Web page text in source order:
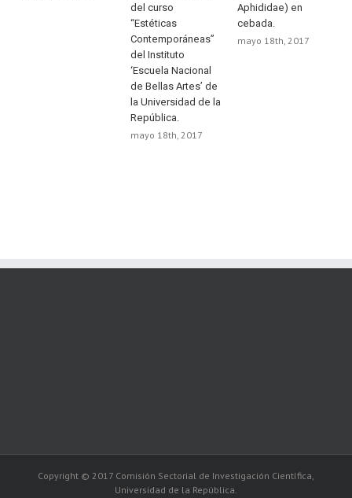
del curso
“Estéticas
Contemporáneas”
del Instituto
‘Escuela Nacional
de Bellas Artes’ de
la Universidad de la
República.
mayo 18th, 2017
Aphididae) en
cebada.
mayo 18th, 2017
Copyright © 2017 Comisión Sectorial de Investigación Científica,
Universidad de la República.